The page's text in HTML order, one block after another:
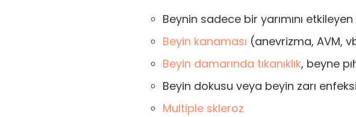
Beynin sadece bir yarımını etkileyen
Beyin kanaması (anevrizma, AVM,
Beyin damarında tıkanıklık, beyne
Beyin dokusu veya beyin zarı
Multiple skleroz